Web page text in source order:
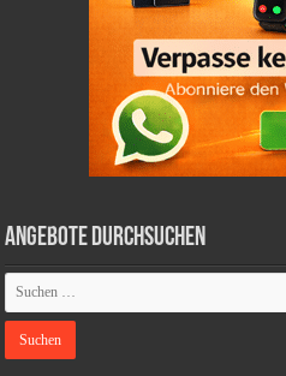
Angebote durchsuchen